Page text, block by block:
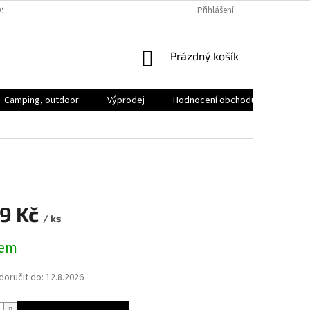
ÚDAJŮ Přihlášení
NÁKUPNÍ
Prázdný košík
Camping, outdoor Výprodej Hodnocení obchodu
Kč / ks
do: 12.8.2026